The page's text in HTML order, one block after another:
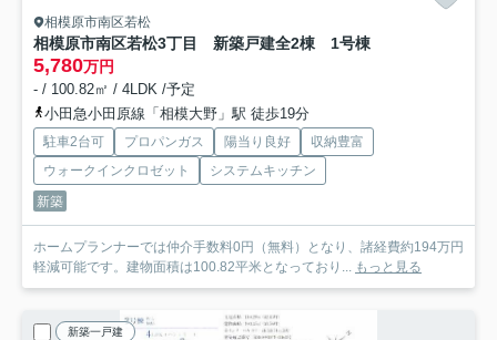
相模原市南区若松
相模原市南区若松3丁目 新築戸建全2棟 1号棟
5,780万円
- / 100.82㎡ / 4LDK /予定
小田急小田原線「相模大野」駅 徒歩19分
駐車2台可 プロパンガス 陽当り良好
収納豊富
ウォークインクロゼット
システムキッチン
新築
ホームプランナーでは仲介手数料0円（無料）となり、諸経費約194万円
軽減可能です。建物面積は100.82平米となっており... もっと見る
新築一戸建